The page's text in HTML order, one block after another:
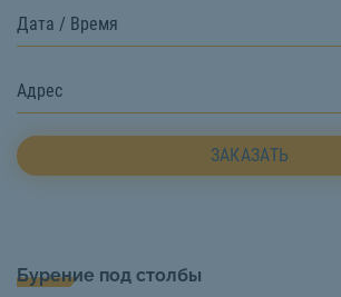
ЗАКАЗАТЬ
Бурение под столбы